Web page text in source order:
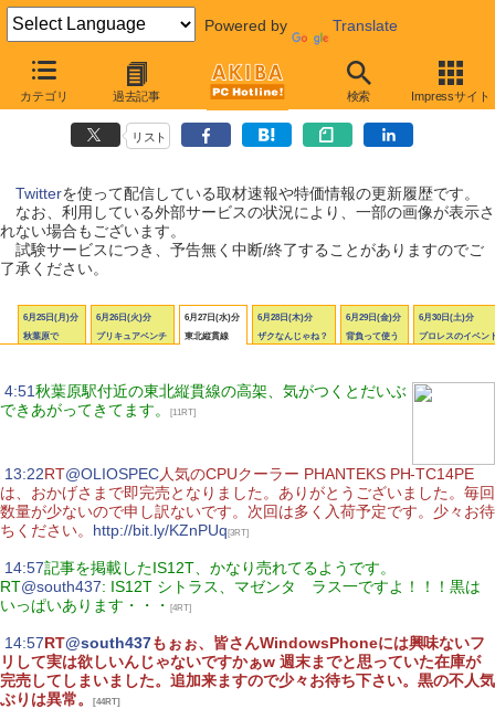
Powered by Translate
カテゴリ 過去記事 検索 Impressサイト
AKIBA PC Hotline! Twitter更新履歴
【 更新日：2012年6月25日〜7月1日 】
リスト
Twitterを使って配信している取材速報や特価情報の更新履歴です。
なお、利用している外部サービスの状況により、一部の画像が表示さ
れない場合もございます。
試験サービスにつき、予告無く中断/終了することがありますのでご
了承ください。
6月25日(月)分
秋葉原で
6月26日(火)分
プリキュアベンチ
6月27日(水)分
東北縦貫線
6月28日(木)分
ザクなんじゃね？
6月29日(金)分
背負って使う
6月30日(土)分
プロレスのイベン
4:51秋葉原駅付近の東北縦貫線の高架、気がつくとだいぶ
できあがってきてます。
[11RT]
13:22RT@OLIOSPEC人気のCPUクーラー PHANTEKS PH-TC14PE
は、おかげさまで即完売となりました。ありがとうございました。毎回
数量が少ないので申し訳ないです。次回は多く入荷予定です。少々お待
ちください。 http://bit.ly/KZnPUq [3RT]
14:57記事を掲載したIS12T、かなり売れてるようです。
RT@south437: IS12T シトラス、マゼンタ ラス一ですよ！！！黒は
いっぱいあります・・・
[4RT]
14:57RT@south437もぉぉ、皆さんWindowsPhoneには興味ないフ
リして実は欲しいんじゃないですかぁw 週末までと思っていた在庫が
完売してしまいました。追加来ますので少々お待ち下さい。黒の不人気
ぶりは異常。
[44RT]